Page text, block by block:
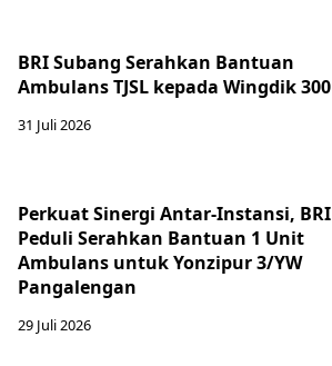
BRI Subang Serahkan Bantuan
Ambulans TJSL kepada Wingdik 300
31 Juli 2026
Perkuat Sinergi Antar-Instansi, BRI
Peduli Serahkan Bantuan 1 Unit
Ambulans untuk Yonzipur 3/YW
Pangalengan
29 Juli 2026